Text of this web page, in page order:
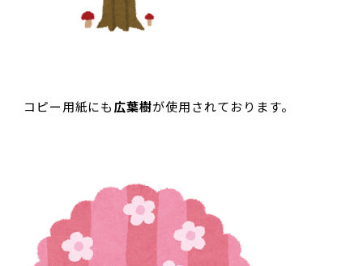
コピー用紙にも広葉樹が使用されております。